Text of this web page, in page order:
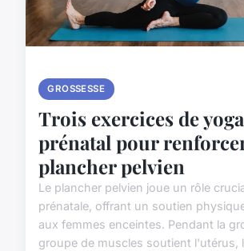
GROSSESSE
Trois exercices de yoga
prénatal pour
plancher pelvien
Le plancher pelvien joue un rôle
prénatale, offrant un soutien
aux femmes enceintes. Pendant la
groupe de muscles soutient l'utérus,